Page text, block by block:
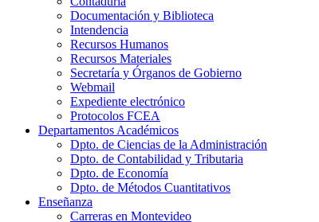
Documentación y Biblioteca
Intendencia
Recursos Humanos
Recursos Materiales
Secretaría y Órganos de Gobierno
Webmail
Expediente electrónico
Protocolos FCEA
Departamentos Académicos
Dpto. de Ciencias de la Administración
Dpto. de Contabilidad y Tributaria
Dpto. de Economía
Dpto. de Métodos Cuantitativos
Enseñanza
Carreras en Montevideo